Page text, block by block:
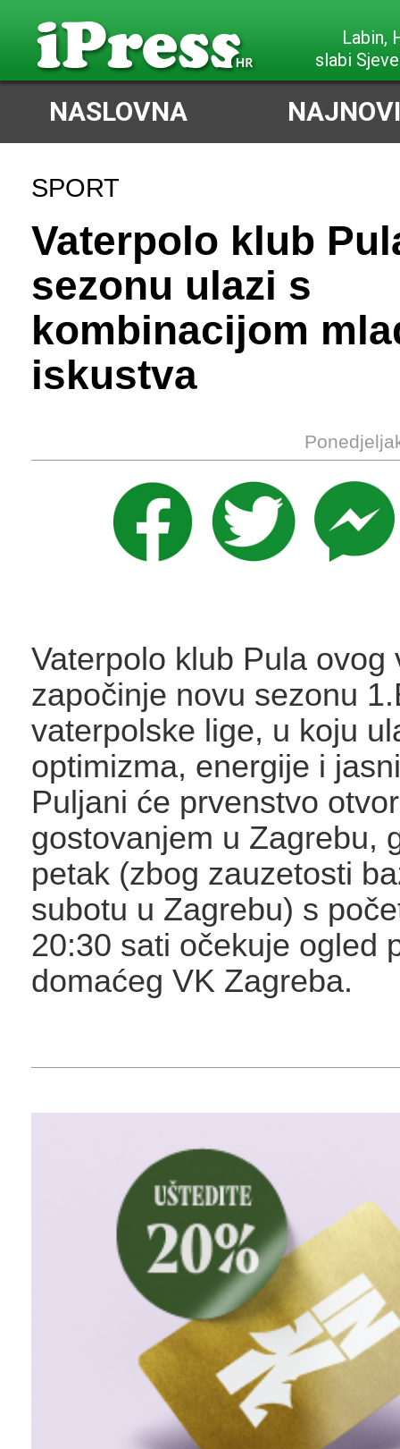
Labin,
slabi
NASLOVNA
SPORT
Vaterpolo klub
sezonu ulazi s
kombinacijom
iskustva
Vaterpolo klub Pula ovog
započinje novu sezonu
vaterpolske lige, u koju
optimizma, energije i
Puljani će prvenstvo
gostovanjem u Zagrebu,
petak (zbog zauzetosti
subotu u Zagrebu) s
20:30 sati očekuje ogled
domaćeg VK Zagreba.